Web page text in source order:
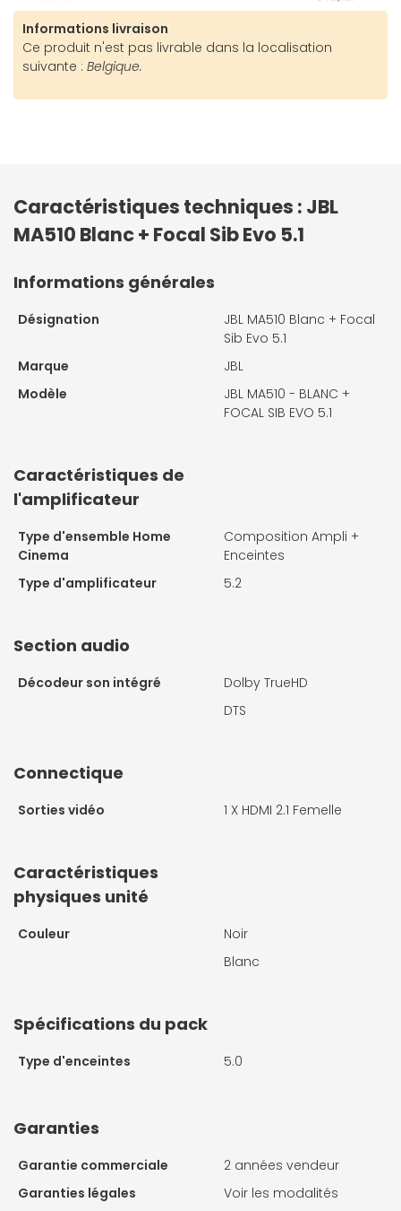
Informations livraison
Ce produit n'est pas livrable dans la localisation
suivante : Belgique.
Caractéristiques techniques : JBL
MA510 Blanc + Focal Sib Evo 5.1
Informations générales
Désignation
JBL MA510 Blanc + Focal
Sib Evo 5.1
Marque
JBL
Modèle
JBL MA510 - BLANC +
FOCAL SIB EVO 5.1
Caractéristiques de
l'amplificateur
Type d'ensemble Home
Cinema
Composition Ampli +
Enceintes
Type d'amplificateur
5.2
Section audio
Décodeur son intégré
Dolby TrueHD
DTS
Connectique
Sorties vidéo 1 X HDMI 2.1 Femelle
Caractéristiques
physiques unité
Couleur
Noir
Blanc
Spécifications du pack
Type d'enceintes 5.0
Garanties
Garantie commerciale
2 années vendeur
Garanties légales
Voir les modalités